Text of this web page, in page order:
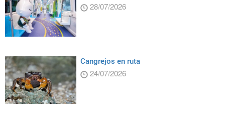
28/07/2026
Cangrejos en ruta
24/07/2026